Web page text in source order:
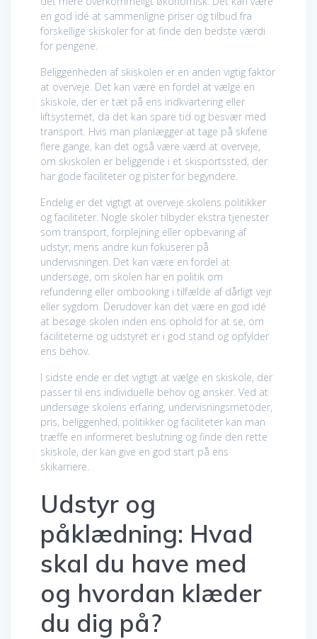
en god idé at sammenligne priser og tilbud fra
forskellige skiskoler for at finde den bedste værdi
for pengene.
Beliggenheden af skiskolen er en anden vigtig faktor
at overveje. Det kan være en fordel at vælge en
skiskole, der er tæt på ens indkvartering eller
liftsystemet, da det kan spare tid og besvær med
transport. Hvis man planlægger at tage på skiferie
flere gange, kan det også være værd at overveje,
om skiskolen er beliggende i et skisportssted, der
har gode faciliteter og pister for begyndere.
Endelig er det vigtigt at overveje skolens politikker
og faciliteter. Nogle skoler tilbyder ekstra tjenester
som transport, forplejning eller opbevaring af
udstyr, mens andre kun fokuserer på
undervisningen. Det kan være en fordel at
undersøge, om skolen har en politik om
refundering eller ombooking i tilfælde af dårligt vejr
eller sygdom. Derudover kan det være en god idé
at besøge skolen inden ens ophold for at se, om
faciliteterne og udstyret er i god stand og opfylder
ens behov.
I sidste ende er det vigtigt at vælge en skiskole, der
passer til ens individuelle behov og ønsker. Ved at
undersøge skolens erfaring, undervisningsmetoder,
pris, beliggenhed, politikker og faciliteter kan man
træffe en informeret beslutning og finde den rette
skiskole, der kan give en god start på ens
skikarriere.
Udstyr og
påklædning: Hvad
skal du have med
og hvordan klæder
du dig på?